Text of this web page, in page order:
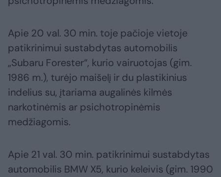
Apie 20 val. 30 min. toje pačioje vietoje
patikrinimui sustabdytas automobilis
„Subaru Forester“, kurio vairuotojas (gim.
1986 m.), turėjo maišelį ir du plastikinius
indelius su, įtariama augalinės kilmės
narkotinėmis ar psichotropinėmis
medžiagomis.
Apie 21 val. 30 min. patikrinimui sustabdytas
automobilis BMW X5, kurio keleivis (gim. 1990